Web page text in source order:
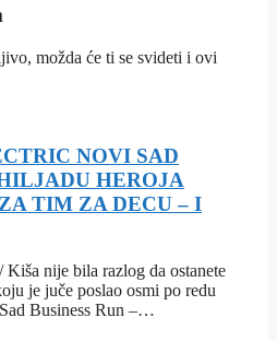
možda će ti se svideti i ovi
NOVI SAD
HEROJA
TIM ZA DECU – I
nije bila razlog da ostanete
je juče poslao osmi po redu
Business Run –…